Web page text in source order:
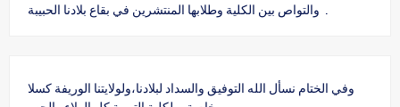
وفي الختام نسأل الله التوفيق والسداد لبلادنا،ولولايتنا الوريفة كسلا